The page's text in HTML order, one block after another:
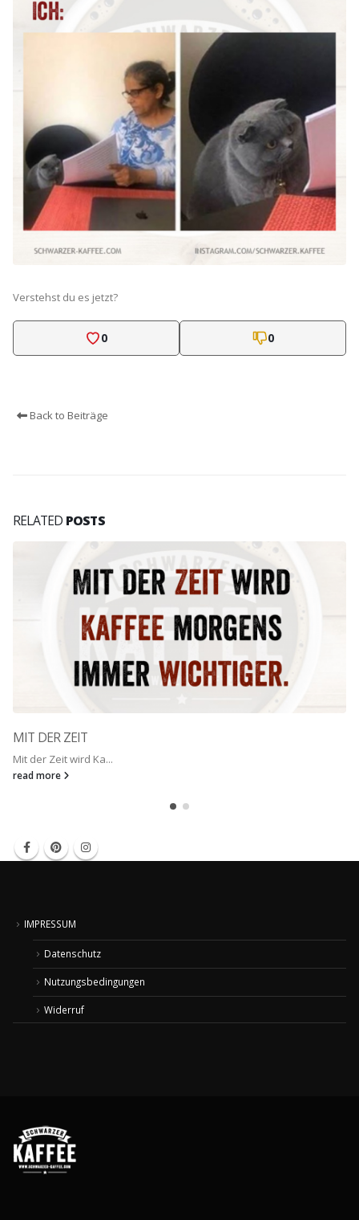
Verstehst du es jetzt?
0 0
Back to Beiträge
RELATED POSTS
MIT DER ZEIT
Mit der Zeit wird Ka...
read more
IMPRESSUM
Datenschutz
Nutzungsbedingungen
Widerruf